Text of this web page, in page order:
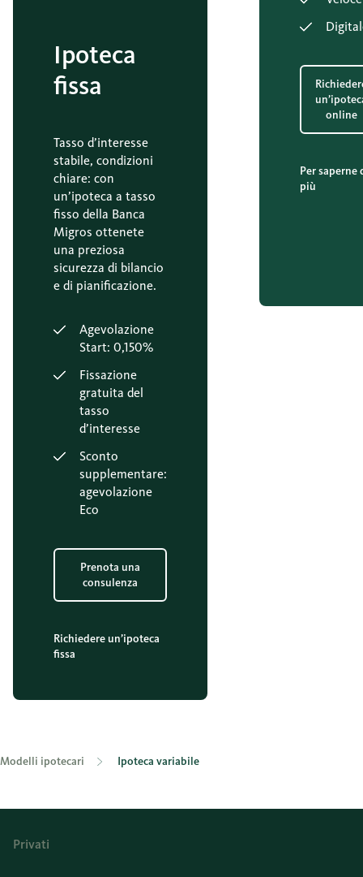
online
Per saperne
più
Ipoteca
fissa
Tasso d’interesse
stabile, condizioni
chiare: con
un’ipoteca a tasso
fisso della Banca
Migros ottenete
una preziosa
sicurezza di bilancio
e di pianificazione.
Agevolazione
Start: 0,150%
Fissazione
gratuita del
tasso
d’interesse
Sconto
supplementare:
agevolazione
Eco
Prenota una
consulenza
Richiedere un’ipoteca
fissa
Modelli ipotecari Ipoteca variabile
Privati